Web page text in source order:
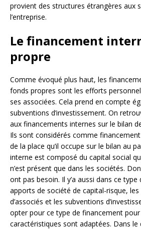
provient des structures étrangères aux
l’entreprise.
Le financement
propre
Comme évoqué plus haut, les
fonds propres sont les efforts
ses associées. Cela prend en compte
subventions d’investissement. On
aux financements internes sur le bilan
Ils sont considérés comme
de la place qu’il occupe sur le bilan au
interne est composé du capital social
n’est présent que dans les sociétés.
ont pas besoin. Il y’a aussi dans ce
apports de société de capital-risque,
d’associés et les subventions
opter pour ce type de financement
caractéristiques sont adaptées. Dans